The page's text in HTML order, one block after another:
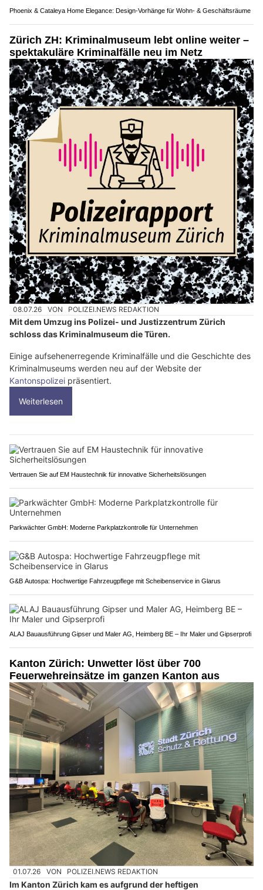
Phoenix & Cataleya Home Elegance: Design-Vorhänge für Wohn- & Geschäftsräume
Zürich ZH: Kriminalmuseum lebt online weiter –
spektakuläre Kriminalfälle neu im Netz
08.07.26 VON POLIZEI.NEWS REDAKTION
Mit dem Umzug ins Polizei- und Justizzentrum Zürich
schloss das Kriminalmuseum die Türen.
Einige aufsehenerregende Kriminalfälle und die Geschichte des
Kriminalmuseums werden neu auf der Website der
Kantonspolizei präsentiert.
Weiterlesen
Vertrauen Sie auf EM Haustechnik für innovative Sicherheitslösungen
Parkwächter GmbH: Moderne Parkplatzkontrolle für Unternehmen
G&B Autospa: Hochwertige Fahrzeugpflege mit Scheibenservice in Glarus
ALAJ Bauausführung Gipser und Maler AG, Heimberg BE – Ihr Maler und Gipserprofi
Kanton Zürich: Unwetter löst über 700
Feuerwehreinsätze im ganzen Kanton aus
01.07.26 VON POLIZEI.NEWS REDAKTION
Im Kanton Zürich kam es aufgrund der heftigen